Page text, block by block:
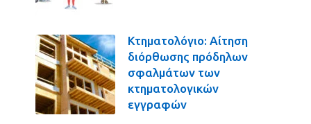
Κτηματολόγιο: Αίτηση
διόρθωσης πρόδηλων
σφαλμάτων των
κτηματολογικών
εγγραφών